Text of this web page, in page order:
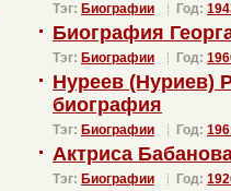
Тэг: Биографии Год:
Биография
Тэг: Биографии Год:
Нуреев (Нуриев)
биография
Тэг: Биографии Год:
Актриса
Тэг: Биографии Год: